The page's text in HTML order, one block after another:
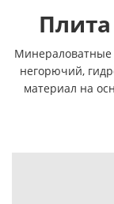
негорючий,
материал на